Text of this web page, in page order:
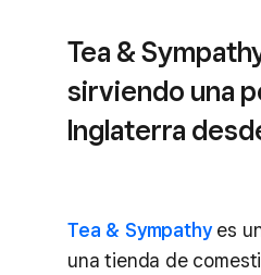
Tea &
sirviendo una
Inglaterra
Tea & Sympathyes
una tienda de